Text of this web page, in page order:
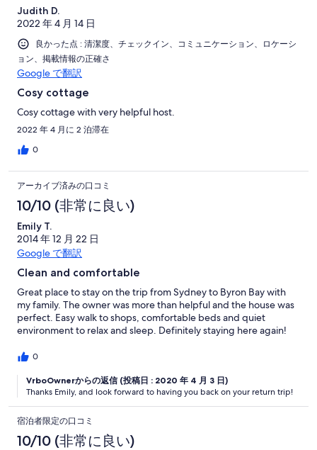
良
い
普
通
が
不
満
件
が
常
に
満
ミ
Judith D.
2022 年 4 月 14 日
良かった点 : 清潔度、チェックイン、コミュニケーション、ロケーシ
ョン、掲載情報の正確さ
Google で翻訳
Cosy cottage
Cosy cottage with very helpful host.
2022 年 4 月に 2 泊滞在
0
アーカイブ済みの口コミ
10/10 (非常に良い)
Emily T.
2014 年 12 月 22 日
Google で翻訳
Clean and comfortable
Great place to stay on the trip from Sydney to Byron Bay with
my family. The owner was more than helpful and the house was
perfect. Easy walk to shops, comfortable beds and quiet
environment to relax and sleep. Definitely staying here again!
0
VrboOwnerからの返信 (投稿日 : 2020 年 4 月 3 日)
Thanks Emily, and look forward to having you back on your return trip!
宿泊者限定の口コミ
10/10 (非常に良い)